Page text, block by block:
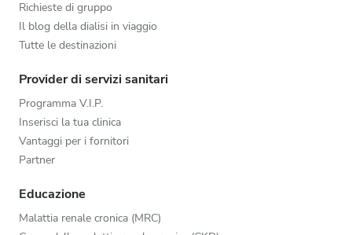
Richieste di gruppo
Il blog della dialisi in viaggio
Tutte le destinazioni
Provider di servizi sanitari
Programma V.I.P.
Inserisci la tua clinica
Vantaggi per i fornitori
Partner
Educazione
Malattia renale cronica (MRC)